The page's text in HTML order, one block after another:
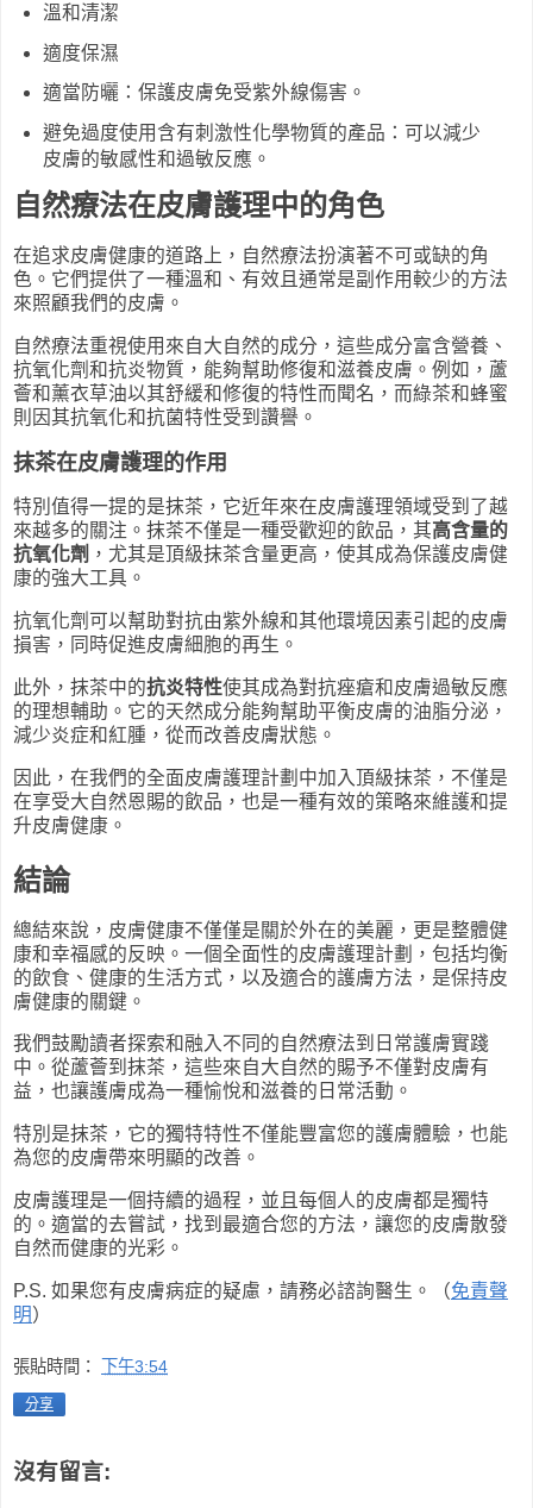
溫和清潔
適度保濕
適當防曬：保護皮膚免受紫外線傷害。
避免過度使用含有刺激性化學物質的產品：可以減少
皮膚的敏感性和過敏反應。
自然療法在皮膚護理中的角色
在追求皮膚健康的道路上，自然療法扮演著不可或缺的角
色。它們提供了一種溫和、有效且通常是副作用較少的方法
來照顧我們的皮膚。
自然療法重視使用來自大自然的成分，這些成分富含營養、
抗氧化劑和抗炎物質，能夠幫助修復和滋養皮膚。例如，蘆
薈和薰衣草油以其舒緩和修復的特性而聞名，而綠茶和蜂蜜
則因其抗氧化和抗菌特性受到讚譽。
抹茶在皮膚護理的作用
特別值得一提的是抹茶，它近年來在皮膚護理領域受到了越
來越多的關注。抹茶不僅是一種受歡迎的飲品，其高含量的
抗氧化劑 ，尤其是頂級抹茶含量更高，使其成為保護皮膚健
康的強大工具。
抗氧化劑可以幫助對抗由紫外線和其他環境因素引起的皮膚
損害，同時促進皮膚細胞的再生。
此外，抹茶中的抗炎特性使其成為對抗痤瘡和皮膚過敏反應
的理想輔助。它的天然成分能夠幫助平衡皮膚的油脂分泌，
減少炎症和紅腫，從而改善皮膚狀態。
因此，在我們的全面皮膚護理計劃中加入頂級抹茶，不僅是
在享受大自然恩賜的飲品，也是一種有效的策略來維護和提
升皮膚健康。
結論
總結來說，皮膚健康不僅僅是關於外在的美麗，更是整體健
康和幸福感的反映。一個全面性的皮膚護理計劃，包括均衡
的飲食、健康的生活方式，以及適合的護膚方法，是保持皮
膚健康的關鍵。
我們鼓勵讀者探索和融入不同的自然療法到日常護膚實踐
中。從蘆薈到抹茶，這些來自大自然的賜予不僅對皮膚有
益，也讓護膚成為一種愉悅和滋養的日常活動。
特別是抹茶，它的獨特特性不僅能豐富您的護膚體驗，也能
為您的皮膚帶來明顯的改善。
皮膚護理是一個持續的過程，並且每個人的皮膚都是獨特
的。適當的去嘗試，找到最適合您的方法，讓您的皮膚散發
自然而健康的光彩。
P.S. 如果您有皮膚病症的疑慮，請務必諮詢醫生。（免責聲
明）
張貼時間： 下午3:54
分享
沒有留言: